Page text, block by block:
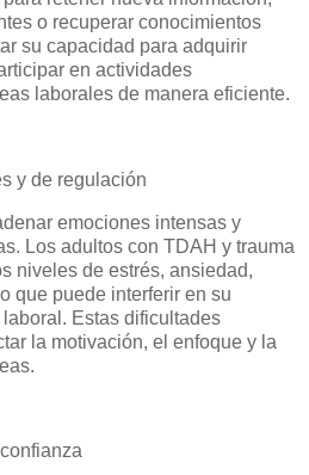
o recuperar conocimientos
su capacidad para adquirir
en actividades
laborales de manera eficiente.
y de regulación
emociones intensas y
Los adultos con TDAH y trauma
niveles de estrés, ansiedad,
que puede interferir en su
Estas dificultades
la motivación, el enfoque y la